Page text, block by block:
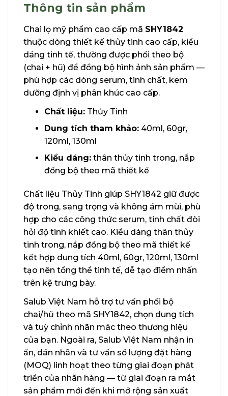
Thông tin sản phẩm
Chai lọ mỹ phẩm cao cấp mã SHY1842
thuộc dòng thiết kế thủy tinh cao cấp, kiểu
dáng tinh tế, thường được phối theo bộ
(chai + hũ) để đồng bộ hình ảnh sản phẩm —
phù hợp các dòng serum, tinh chất, kem
dưỡng định vị phân khúc cao cấp.
Chất liệu:Thủy Tinh
Dung tích tham khảo:40ml, 60gr,
120ml, 130ml
Kiểu dáng:thân thủy tinh trong, nắp
đồng bộ theo mã thiết kế
Chất liệu Thủy Tinh giúp SHY1842 giữ được
độ trong, sang trọng và không ám mùi, phù
hợp cho các công thức serum, tinh chất đòi
hỏi độ tinh khiết cao. Kiểu dáng thân thủy
tinh trong, nắp đồng bộ theo mã thiết kế
kết hợp dung tích 40ml, 60gr, 120ml, 130ml
tạo nên tổng thể tinh tế, dễ tạo điểm nhấn
trên kệ trưng bày.
Salub Việt Nam hỗ trợ tư vấn phối bộ
chai/hũ theo mã SHY1842, chọn dung tích
và tuỳ chỉnh nhãn mác theo thương hiệu
của bạn. Ngoài ra, Salub Việt Nam nhận in
ấn, dán nhãn và tư vấn số lượng đặt hàng
(MOQ) linh hoạt theo từng giai đoạn phát
triển của nhãn hàng — từ giai đoạn ra mắt
sản phẩm mới đến khi mở rộng sản xuất